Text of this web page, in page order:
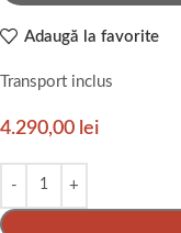
Adaugă la favorite
Transport inclus
4.290,00 lei